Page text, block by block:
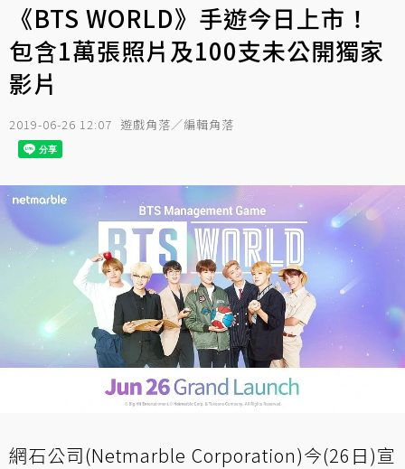
《BTS WORLD》手遊今日上市！
包含1萬張照片及100支未公開獨家
影片
2019-06-26 12:07 遊戲角落／編輯角落
網石公司(Netmarble Corporation)今(26日)宣